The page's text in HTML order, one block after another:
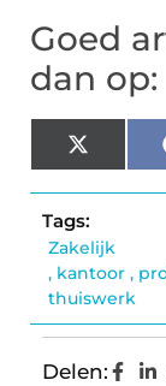
Goed
dan op:
X
Tags:
Zakelijk
, kantoor ,
thuiswerk
Delen: